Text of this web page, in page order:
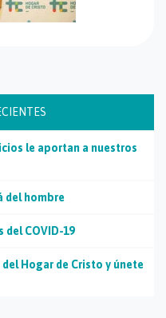
le aportan a nuestros
del hombre
del COVID-19
Hogar de Cristo y únete